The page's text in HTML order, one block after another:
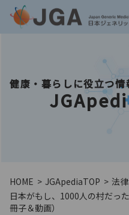
健康・暮らしに役立つ情
HOME JGApediaTOP
法
日本がもし、1000人の村だっ
冊子＆動画）